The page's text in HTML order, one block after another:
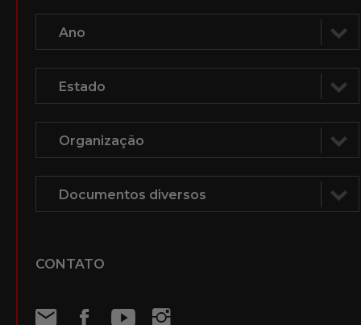
CONTATO